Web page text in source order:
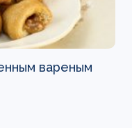
вареным